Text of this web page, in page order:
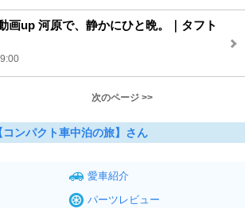
画up 河原で、静かにひと晩。｜タフト
次のページ >>
コンパクト車中泊の旅】さん
愛車紹介
パーツレビュー